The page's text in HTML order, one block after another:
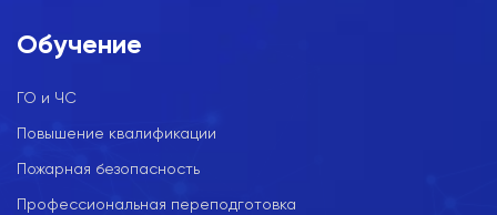
Обучение
ГО и ЧС
Повышение квалификации
Пожарная безопасность
Профессиональная переподготовка